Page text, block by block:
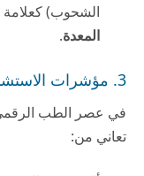
الشحوب) كعلامة
المعدة.
3. مؤشرات الاستشارة عن بعد (Telemedicine)
في عصر الطب
تعاني من: